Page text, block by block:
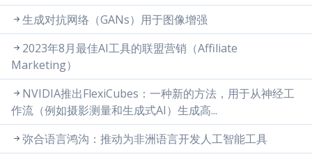
生成对抗网络（GANs）用于图像增强
2023年8月最佳AI工具的联盟营销（Affiliate
Marketing）
NVIDIA推出FlexiCubes：一种新的方法，用于从神经工
作流（例如摄影测量和生成式AI）生成高...
弥合语言鸿沟：推动为非洲语言开发人工智能工具